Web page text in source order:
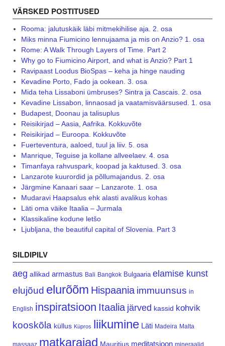
VÄRSKED POSTITUSED
Rooma: jalutuskäik läbi mitmekihilise aja. 2. osa
Miks minna Fiumicino lennujaama ja mis on Anzio? 1. osa
Rome: A Walk Through Layers of Time. Part 2
Why go to Fiumicino Airport, and what is Anzio? Part 1
Ravipaast Loodus BioSpas – keha ja hinge nauding
Kevadine Porto, Fado ja ookean. 3. osa
Mida teha Lissaboni ümbruses? Sintra ja Cascais. 2. osa
Kevadine Lissabon, linnaosad ja vaatamisväärsused. 1. osa
Budapest, Doonau ja talisuplus
Reisikirjad – Aasia, Aafrika. Kokkuvõte
Reisikirjad – Euroopa. Kokkuvõte
Fuerteventura, aaloed, tuul ja liiv. 5. osa
Manrique, Teguise ja kollane allveelaev. 4. osa
Timanfaya rahvuspark, koopad ja kaktused. 3. osa
Lanzarote kuurordid ja põllumajandus. 2. osa
Järgmine Kanaari saar – Lanzarote. 1. osa
Mudaravi Haapsalus ehk alasti avalikus kohas
Läti oma väike Itaalia – Jurmala
Klassikaline kodune letšo
Ljubljana, the beautiful capital of Slovenia. Part 3
SILDIPILV
aeg allikad armastus Bali Bangkok Bulgaaria elamise kunst
elujõud elurõõm Hispaania immuunsus in
English inspiratsioon Itaalia järved kassid kohvik
kooskõla küllus Küpros liikumine Läti Madeira Malta
massaaz matkarajad Mauritius meditatsioon mineraalid